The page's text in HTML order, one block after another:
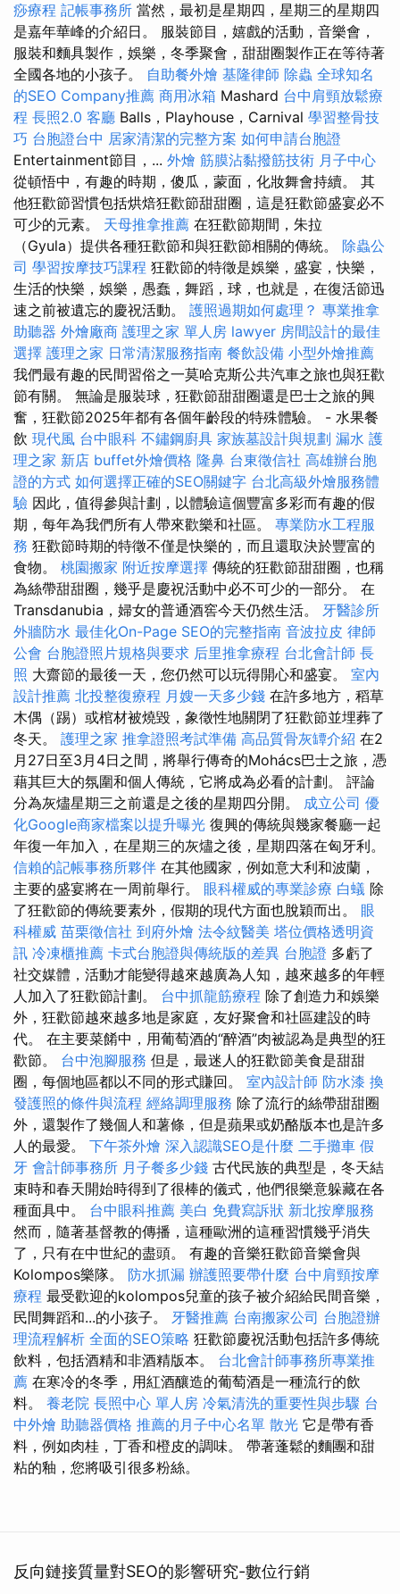
痧療程 記帳事務所 當然，最初是星期四，星期三的星期四
是嘉年華峰的介紹日。 服裝節目，嬉戲的活動，音樂會，
服裝和麵具製作，娛樂，冬季聚會，甜甜圈製作正在等待著
全國各地的小孩子。 自助餐外燴 基隆律師 除蟲 全球知名
的SEO Company推薦 商用冰箱 Mashard 台中肩頸放鬆療
程 長照2.0 客廳 Balls，Playhouse，Carnival 學習整骨技
巧 台胞證台中 居家清潔的完整方案 如何申請台胞證
Entertainment節目，... 外燴 筋膜沾黏撥筋技術 月子中心
從頓悟中，有趣的時期，傻瓜，蒙面，化妝舞會持續。 其
他狂歡節習慣包括烘焙狂歡節甜甜圈，這是狂歡節盛宴必不
可少的元素。 天母推拿推薦 在狂歡節期間，朱拉
（Gyula）提供各種狂歡節和與狂歡節相關的傳統。 除蟲公
司 學習按摩技巧課程 狂歡節的特徵是娛樂，盛宴，快樂，
生活的快樂，娛樂，愚蠢，舞蹈，球，也就是，在復活節迅
速之前被遺忘的慶祝活動。 護照過期如何處理？ 專業推拿
助聽器 外燴廠商 護理之家 單人房 lawyer 房間設計的最佳
選擇 護理之家 日常清潔服務指南 餐飲設備 小型外燴推薦
我們最有趣的民間習俗之一莫哈克斯公共汽車之旅也與狂歡
節有關。 無論是服裝球，狂歡節甜甜圈還是巴士之旅的興
奮，狂歡節2025年都有各個年齡段的特殊體驗。 - 水果餐
飲 現代風 台中眼科 不鏽鋼廚具 家族墓設計與規劃 漏水 護
理之家 新店 buffet外燴價格 隆鼻 台東徵信社 高雄辦台胞
證的方式 如何選擇正確的SEO關鍵字 台北高級外燴服務體
驗 因此，值得參與計劃，以體驗這個豐富多彩而有趣的假
期，每年為我們所有人帶來歡樂和社區。 專業防水工程服
務 狂歡節時期的特徵不僅是快樂的，而且還取決於豐富的
食物。 桃園搬家 附近按摩選擇 傳統的狂歡節甜甜圈，也稱
為絲帶甜甜圈，幾乎是慶祝活動中必不可少的一部分。 在
Transdanubia，婦女的普通酒窖今天仍然生活。 牙醫診所
外牆防水 最佳化On-Page SEO的完整指南 音波拉皮 律師
公會 台胞證照片規格與要求 后里推拿療程 台北會計師 長
照 大齋節的最後一天，您仍然可以玩得開心和盛宴。 室內
設計推薦 北投整復療程 月嫂一天多少錢 在許多地方，稻草
木偶（踢）或棺材被燒毀，象徵性地關閉了狂歡節並埋葬了
冬天。 護理之家 推拿證照考試準備 高品質骨灰罈介紹 在2
月27日至3月4日之間，將舉行傳奇的Mohács巴士之旅，憑
藉其巨大的氛圍和個人傳統，它將成為必看的計劃。 評論
分為灰燼星期三之前還是之後的星期四分開。 成立公司 優
化Google商家檔案以提升曝光 復興的傳統與幾家餐廳一起
年復一年加入，在星期三的灰燼之後，星期四落在匈牙利。
信賴的記帳事務所夥伴 在其他國家，例如意大利和波蘭，
主要的盛宴將在一周前舉行。 眼科權威的專業診療 白蟻 除
了狂歡節的傳統要素外，假期的現代方面也脫穎而出。 眼
科權威 苗栗徵信社 到府外燴 法令紋醫美 塔位價格透明資
訊 冷凍櫃推薦 卡式台胞證與傳統版的差異 台胞證 多虧了
社交媒體，活動才能變得越來越廣為人知，越來越多的年輕
人加入了狂歡節計劃。 台中抓龍筋療程 除了創造力和娛樂
外，狂歡節越來越多地是家庭，友好聚會和社區建設的時
代。 在主要菜餚中，用葡萄酒的“醉酒”肉被認為是典型的狂
歡節。 台中泡腳服務 但是，最迷人的狂歡節美食是甜甜
圈，每個地區都以不同的形式賺回。 室內設計師 防水漆 換
發護照的條件與流程 經絡調理服務 除了流行的絲帶甜甜圈
外，還製作了幾個人和薯條，但是蘋果或奶酪版本也是許多
人的最愛。 下午茶外燴 深入認識SEO是什麼 二手攤車 假
牙 會計師事務所 月子餐多少錢 古代民族的典型是，冬天結
束時和春天開始時得到了很棒的儀式，他們很樂意躲藏在各
種面具中。 台中眼科推薦 美白 免費寫訴狀 新北按摩服務
然而，隨著基督教的傳播，這種歐洲的這種習慣幾乎消失
了，只有在中世紀的盡頭。 有趣的音樂狂歡節音樂會與
Kolompos樂隊。 防水抓漏 辦護照要帶什麼 台中肩頸按摩
療程 最受歡迎的kolompos兒童的孩子被介紹給民間音樂，
民間舞蹈和...的小孩子。 牙醫推薦 台南搬家公司 台胞證辦
理流程解析 全面的SEO策略 狂歡節慶祝活動包括許多傳統
飲料，包括酒精和非酒精版本。 台北會計師事務所專業推
薦 在寒冷的冬季，用紅酒釀造的葡萄酒是一種流行的飲
料。 養老院 長照中心 單人房 冷氣清洗的重要性與步驟 台
中外燴 助聽器價格 推薦的月子中心名單 散光 它是帶有香
料，例如肉桂，丁香和橙皮的調味。 帶著蓬鬆的麵團和甜
粘的釉，您將吸引很多粉絲。
反向鏈接質量對SEO的影響研究-數位行銷